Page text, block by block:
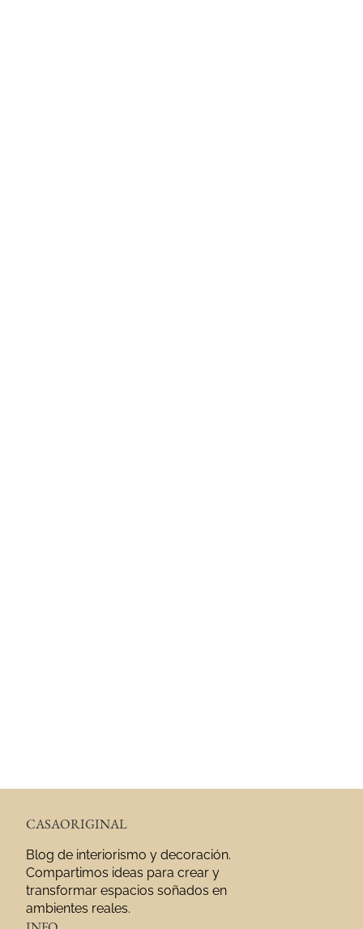
CASAORIGINAL
Blog de interiorismo y decoración.
Compartimos ideas para crear y
transformar espacios soñados en
ambientes reales.